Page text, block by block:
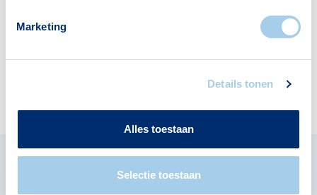
Marketing
Details tonen
Alles toestaan
Selectie toestaan
Omliggende buurten in Diemen